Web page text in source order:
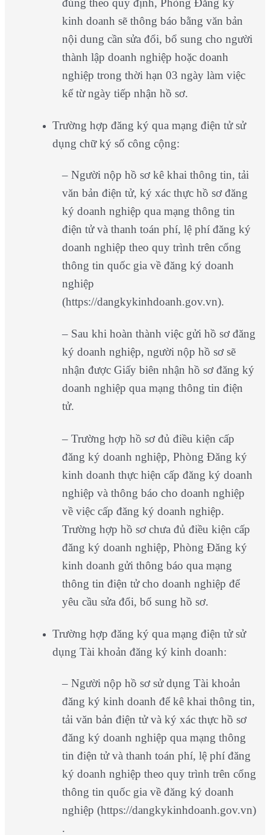
đúng theo quy định, Phòng Đăng ký
kinh doanh sẽ thông báo bằng văn bản
nội dung cần sửa đổi, bổ sung cho người
thành lập doanh nghiệp hoặc doanh
nghiệp trong thời hạn 03 ngày làm việc
kể từ ngày tiếp nhận hồ sơ.
Trường hợp đăng ký qua mạng điện tử sử
dụng chữ ký số công cộng:
– Người nộp hồ sơ kê khai thông tin, tải
văn bản điện tử, ký xác thực hồ sơ đăng
ký doanh nghiệp qua mạng thông tin
điện tử và thanh toán phí, lệ phí đăng ký
doanh nghiệp theo quy trình trên cổng
thông tin quốc gia về đăng ký doanh
nghiệp
(https://dangkykinhdoanh.gov.vn).
– Sau khi hoàn thành việc gửi hồ sơ đăng
ký doanh nghiệp, người nộp hồ sơ sẽ
nhận được Giấy biên nhận hồ sơ đăng ký
doanh nghiệp qua mạng thông tin điện
tử.
– Trường hợp hồ sơ đủ điều kiện cấp
đăng ký doanh nghiệp, Phòng Đăng ký
kinh doanh thực hiện cấp đăng ký doanh
nghiệp và thông báo cho doanh nghiệp
về việc cấp đăng ký doanh nghiệp.
Trường hợp hồ sơ chưa đủ điều kiện cấp
đăng ký doanh nghiệp, Phòng Đăng ký
kinh doanh gửi thông báo qua mạng
thông tin điện tử cho doanh nghiệp để
yêu cầu sửa đổi, bổ sung hồ sơ.
Trường hợp đăng ký qua mạng điện tử sử
dụng Tài khoản đăng ký kinh doanh:
– Người nộp hồ sơ sử dụng Tài khoản
đăng ký kinh doanh để kê khai thông tin,
tải văn bản điện tử và ký xác thực hồ sơ
đăng ký doanh nghiệp qua mạng thông
tin điện tử và thanh toán phí, lệ phí đăng
ký doanh nghiệp theo quy trình trên cổng
thông tin quốc gia về đăng ký doanh
nghiệp (https://dangkykinhdoanh.gov.vn)
.